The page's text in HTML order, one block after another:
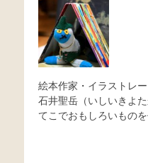
絵本作家・イラストレ
石井聖岳（いしいきよ
てこでおもしろいもの